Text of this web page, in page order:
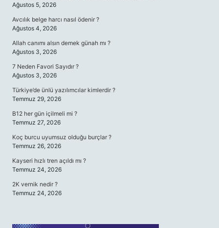
Ağustos 5, 2026
Avcılık belge harcı nasıl ödenir ?
Ağustos 4, 2026
Allah canımı alsın demek günah mı ?
Ağustos 3, 2026
7 Neden Favori Sayıdır ?
Ağustos 3, 2026
Türkiye’de ünlü yazılımcılar kimlerdir ?
Temmuz 29, 2026
B12 her gün içilmeli mi ?
Temmuz 27, 2026
Koç burcu uyumsuz olduğu burçlar ?
Temmuz 26, 2026
Kayseri hızlı tren açıldı mı ?
Temmuz 24, 2026
2K vernik nedir ?
Temmuz 24, 2026